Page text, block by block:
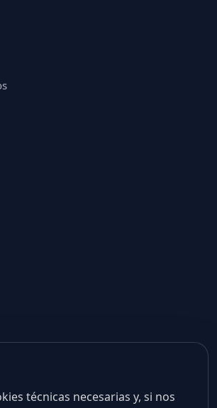
técnicas necesarias y, si nos